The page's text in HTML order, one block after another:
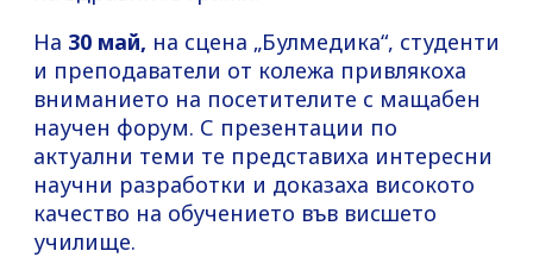
На 30 май, на сцена „Булмедика“, студенти
и преподаватели от колежа привлякоха
вниманието на посетителите с мащабен
научен форум. С презентации по
актуални теми те представиха интересни
научни разработки и доказаха високото
качество на обучението във висшето
училище.